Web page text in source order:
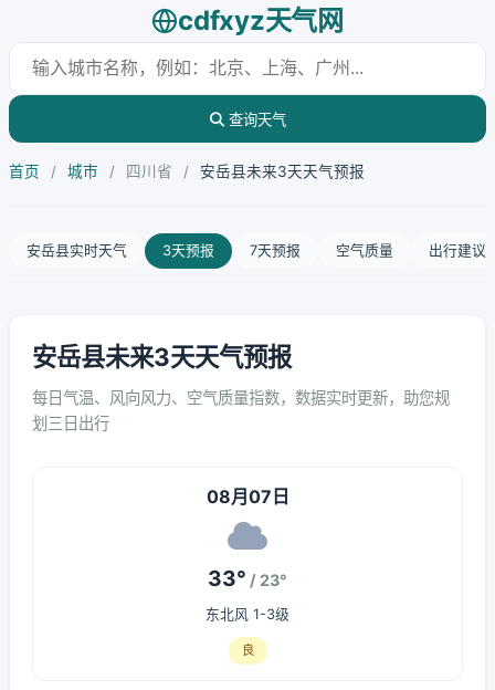
cdfxyz天气网
查询天气
首页 / 城市 / 四川省 / 安岳县未来3天天气预报
安岳县实时天气 3天预报 7天预报 空气质量 出行建议
安岳县未来3天天气预报
每日气温、风向风力、空气质量指数，数据实时更新，助您规
划三日出行
08月07日
33° / 23°
东北风 1-3级
良